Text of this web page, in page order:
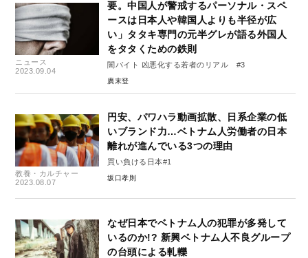
ニュース
2023.09.04
要。中国人が警戒するパーソナル・スペ
ースは日本人や韓国人よりも半径が広
い」タタキ専門の元半グレが語る外国人
をタタくための鉄則
闇バイト 凶悪化する若者のリアル #3
廣末登
教養・カルチャー
2023.08.07
円安、パワハラ動画拡散、日系企業の低
いブランド力…ベトナム人労働者の日本
離れが進んでいる3つの理由
買い負ける日本#1
坂口孝則
なぜ日本でベトナム人の犯罪が多発して
いるのか!? 新興ベトナム人不良グループ
の台頭による軋轢